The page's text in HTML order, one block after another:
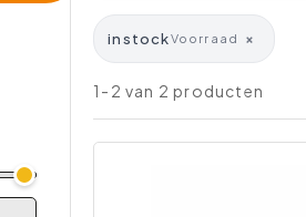
instockVoorraad ×
1-2 van 2 producten